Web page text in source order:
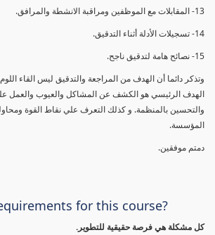
13- المقابلات مع الموظفين ومراقبة الانشطة والمرافق.
14- تسجيلات الأدلة أثناء التدقيق.
15- نصائح هامة لتدقيق ناجح.
وتذكر دائما أن الهدف من المراجعة والتدقيق ليس القاء
الهدف الرئيسي هو الكشف عن المشاكل والعيوب والعمل على
والتحسين بالمنظمة. و كذلك التعرف علي نقاط القوة
المؤسسة.
دمتم موفقين.
for this course?
كل مشكلة هي فرصة حقيقية للتطوير.